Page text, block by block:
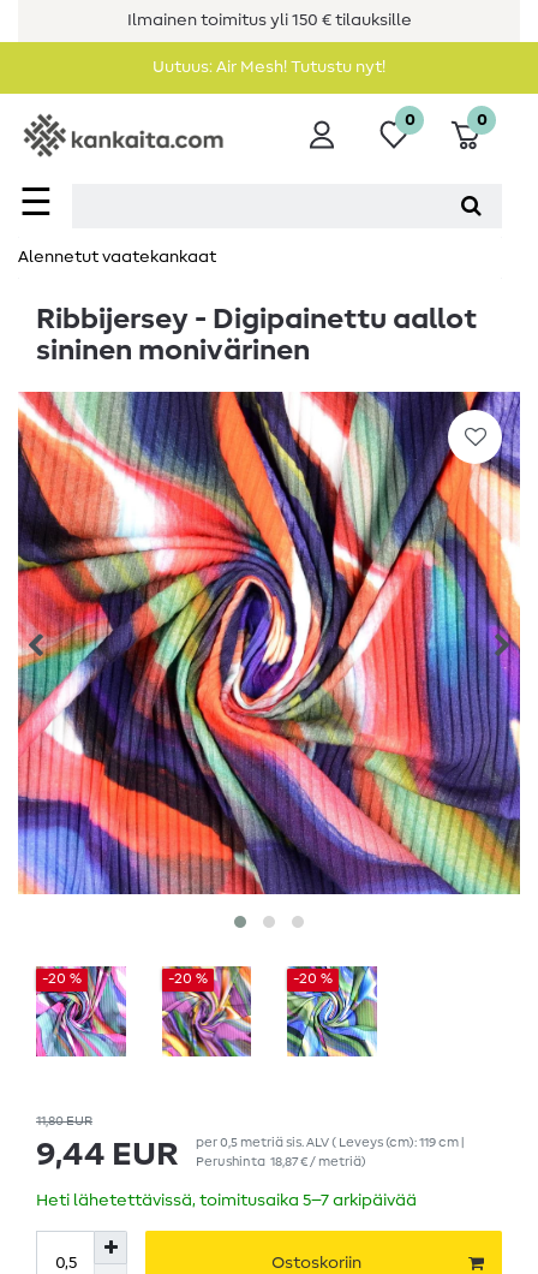
Ilmainen toimitus yli 150 € tilauksille
Uutuus: Air Mesh! Tutustu nyt!
☰
0 0
Alennetut vaatekankaat
Ribbijersey - Digipainettu aallot
sininen monivärinen
-20 % -20 % -20 %
11,80 EUR
9,44 EUR per0,5 metriäsis. ALV( Leveys (cm): 119 cm |
Perushinta 18,87 € / metriä)
Heti lähetettävissä, toimitusaika 5–7 arkipäivää
Ostoskoriin